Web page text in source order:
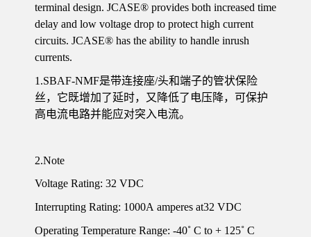
terminal design. JCASE® provides both increased time
delay and low voltage drop to protect high current
circuits. JCASE® has the ability to handle inrush
currents.
1.SBAF-NMF是带连接座/头和端子的管状保险
丝，它既增加了延时，又降低了电压降，可保护
高电流电路并能应对突入电流。
2.Note
Voltage Rating: 32 VDC
Interrupting Rating: 1000A amperes at32 VDC
Operating Temperature Range: -40˚ C to + 125˚ C